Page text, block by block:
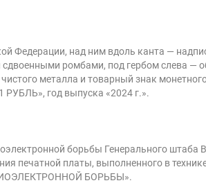
Федерации, над ним вдоль канта —
ромбами, под гербом слева —
металла и товарный знак
год выпуска «2024 г.».
борьбы Генерального штаба
печатной платы, выполненного в
БОРЬБЫ».